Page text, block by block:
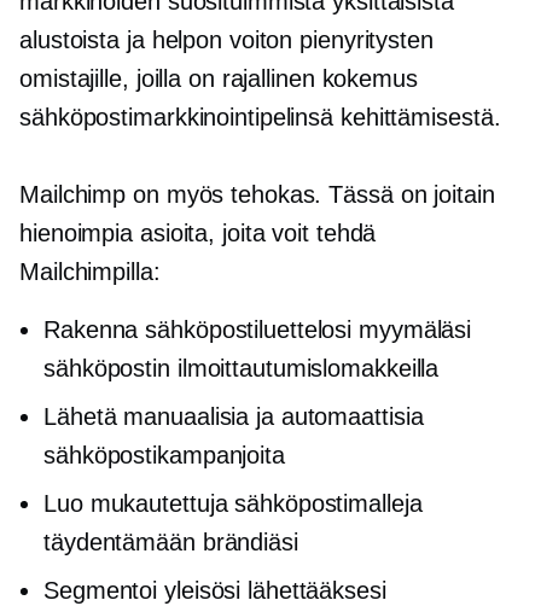
alustoista ja helpon voiton pienyritysten
omistajille, joilla on rajallinen kokemus
sähköpostimarkkinointipelinsä kehittämisestä.
Mailchimp on myös tehokas. Tässä on joitain
hienoimpia asioita, joita voit tehdä
Mailchimpilla:
Rakenna sähköpostiluettelosi myymäläsi
sähköpostin ilmoittautumislomakkeilla
Lähetä manuaalisia ja automaattisia
sähköpostikampanjoita
Luo mukautettuja sähköpostimalleja
täydentämään brändiäsi
Segmentoi yleisösi lähettääksesi